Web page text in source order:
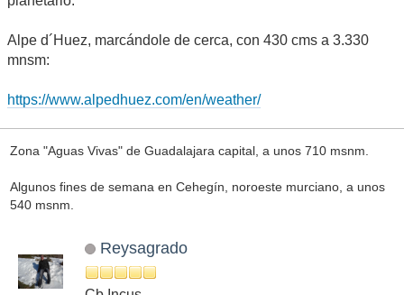
Alpe d´Huez, marcándole de cerca, con 430 cms a 3.330
mnsm:
https://www.alpedhuez.com/en/weather/
Zona "Aguas Vivas" de Guadalajara capital, a unos 710 msnm.
Algunos fines de semana en Cehegín, noroeste murciano, a unos
540 msnm.
Reysagrado